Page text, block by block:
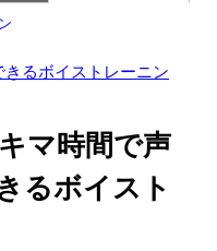
るボイストレーニン
マ時間で声
るボイスト